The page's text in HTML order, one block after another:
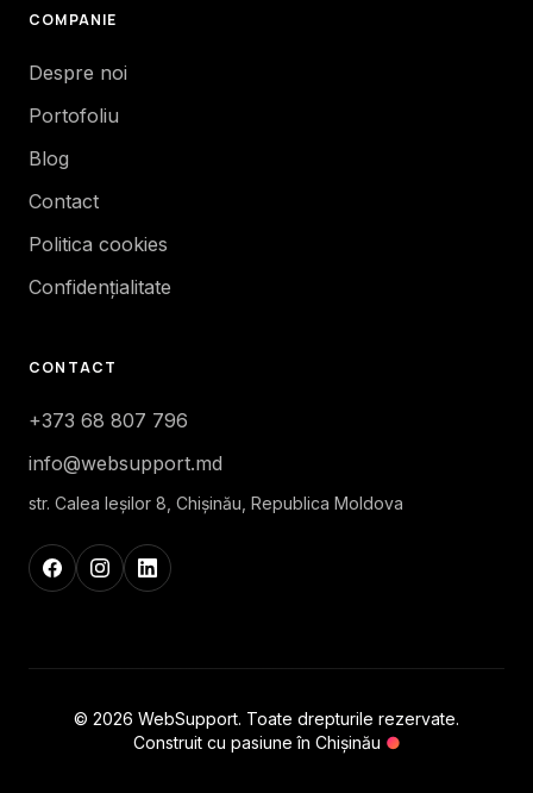
COMPANIE
Despre noi
Portofoliu
Blog
Contact
Politica cookies
Confidențialitate
CONTACT
+373 68 807 796
info@websupport.md
str. Calea Ieşilor 8, Chișinău, Republica Moldova
© 2026 WebSupport. Toate drepturile rezervate.
Construit cu pasiune în Chișinău ●